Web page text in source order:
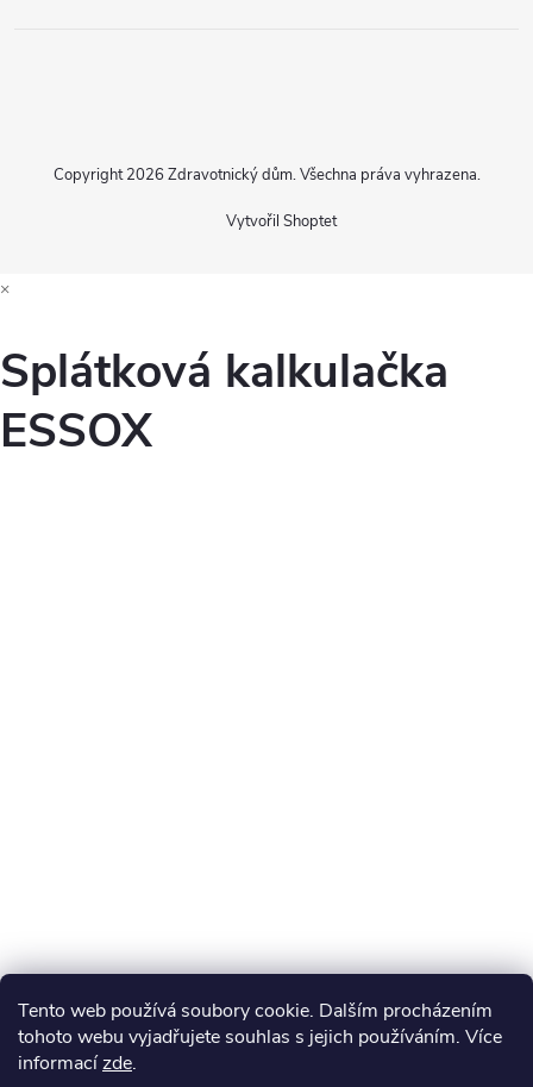
Tento web používá soubory cookie. Dalším procházením
tohoto webu vyjadřujete souhlas s jejich používáním. Více
informacízde.
Vytvořil Shoptet
Copyright 2026 Zdravotnický dům. Všechna práva vyhrazena.
×
Splátková kalkulačka
ESSOX